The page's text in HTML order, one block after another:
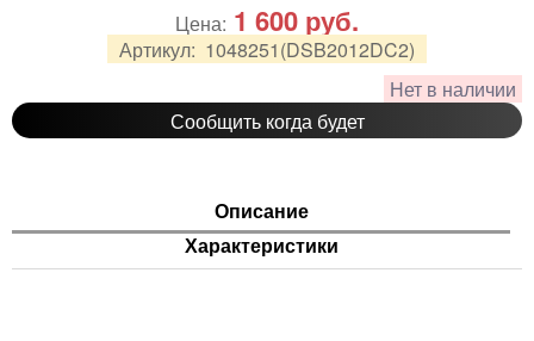
Артикул: 1048251(DSB2012DC2)
Нет в наличии
Сообщить когда будет
Цена: 1 600 руб.
Описание
Характеристики